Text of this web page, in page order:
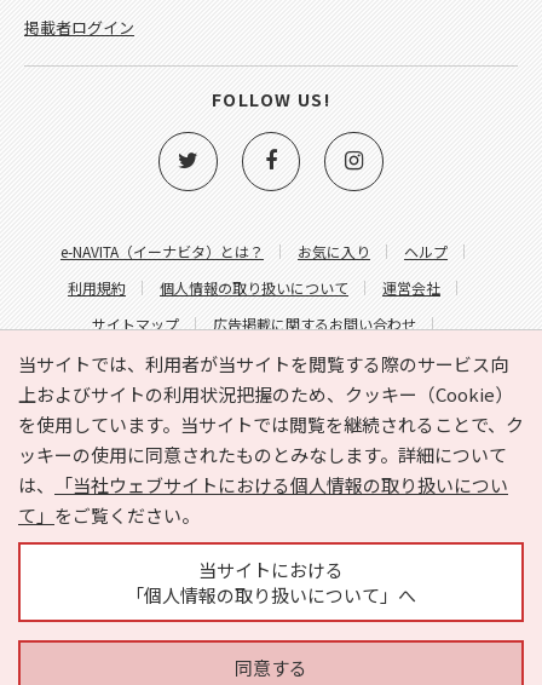
当サイトでは、利用者が当サイトを閲覧する際のサービス向
上およびサイトの利用状況把握のため、クッキー（Cookie）
を使用しています。当サイトでは閲覧を継続されることで、ク
ッキーの使用に同意されたものとみなします。詳細について
は、
「当社ウェブサイトにおける個人情報の取り扱いについ
て」 をご覧ください。
当サイトにおける
「個人情報の取り扱いについて」へ
同意する
e-NAVITA（イーナビタ）とは？ お気に入り
ヘルプ
利用規約
個人情報の取り扱いについて
運営会社
サイトマップ
広告掲載に関するお問い合わせ
サイトの内容に関するお問い合わせ
掲載者ログイン
FOLLOW US!
Copyright © HYOJITO.Co.,Ltd. All Rights Reserved.